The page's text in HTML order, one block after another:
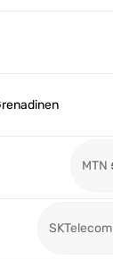
MTN
SKTelecom